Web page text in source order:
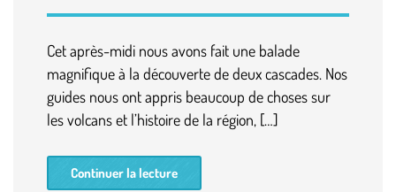
Cet après-midi nous avons fait une balade
magnifique à la découverte de deux cascades. Nos
guides nous ont appris beaucoup de choses sur
les volcans et l’histoire de la région, […]
Continuer la lecture